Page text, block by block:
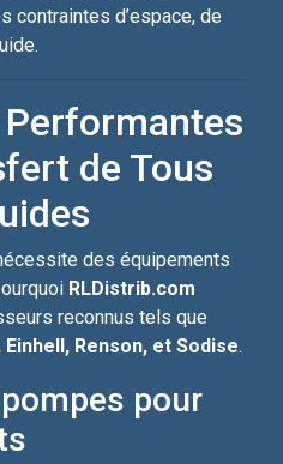
contraintes d’espace, de
de Tous
des équipements
RLDistrib.com
reconnus tels que
Einhell, Renson, et Sodise.
pour